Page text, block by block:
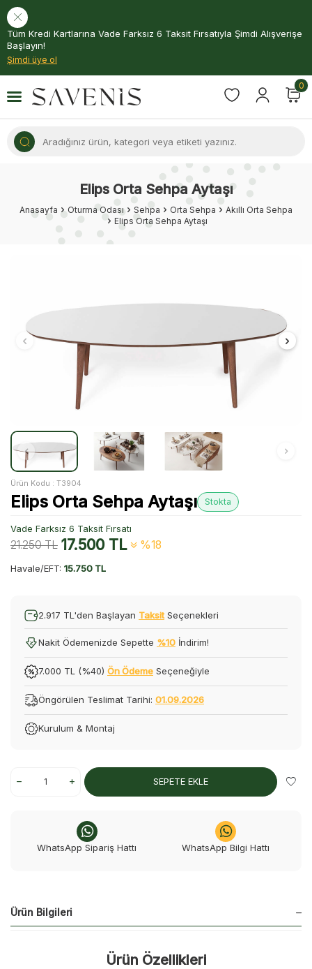
Tüm Kredi Kartlarına Vade Farksız 6 Taksit Fırsatıyla Şimdi Alışverişe
Başlayın!
Şimdi üye ol
0
Elips Orta Sehpa Aytaşı
Anasayfa Oturma Odası Sehpa Orta Sehpa
Akıllı Orta Sehpa
Elips Orta Sehpa Aytaşı
Ürün Kodu : T3904
Elips Orta Sehpa Aytaşı Stokta
Vade Farksız 6 Taksit Fırsatı
21.250TL 17.500TL %18
Havale/EFT: 15.750 TL
2.917 TL'den Başlayan Taksit Seçenekleri
Nakit Ödemenizde Sepette %10 İndirim!
7.000 TL (%40) Ön Ödeme Seçeneğiyle
Öngörülen Teslimat Tarihi: 01.09.2026
Kurulum & Montaj
SEPETE EKLE
WhatsApp Sipariş Hattı WhatsApp Bilgi Hattı
Ürün Bilgileri
Ürün Özellikleri